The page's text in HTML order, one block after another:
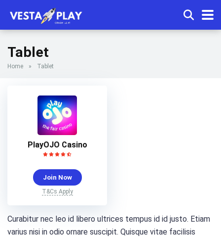
Tablet
Home » Tablet
PlayOJO Casino
Join Now
T&Cs Apply
Curabitur nec leo id libero ultrices tempus id id justo. Etiam
varius nisi in odio ornare suscipit. Quisque vitae facilisis